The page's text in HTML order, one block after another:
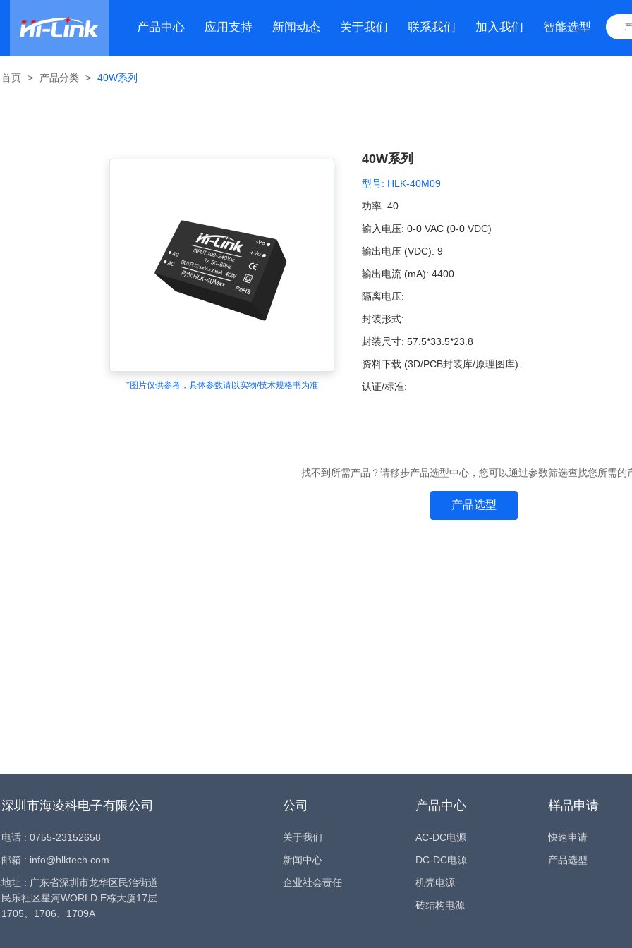
产品中心 应用支持 新闻动态 关于我们 联系我们 加入我们 智能选型
首页 > 产品分类 > 40W系列
*图片仅供参考，具体参数请以实物/技术规格书为准
40W系列
型号: HLK-40M09
功率:40
输入电压:0-0 VAC (0-0 VDC)
输出电压 (VDC): 9
输出电流 (mA): 4400
隔离电压:
封装形式:
封装尺寸:57.5*33.5*23.8
资料下载 (3D/PCB封装库/原理图库):
认证/标准:
找不到所需产品？请移步产品选型中心，您可以通过参数筛选查找您所需的
产品选型
深圳市海凌科电子有限公司
电话 : 0755-23152658
邮箱 : info@hlktech.com
地址 : 广东省深圳市龙华区民治街道
民乐社区星河WORLD E栋大厦17层
1705、1706、1709A
公司
关于我们
新闻中心
企业社会责任
产品中心
AC-DC电源
DC-DC电源
机壳电源
砖结构电源
样品申请
快速申请
产品选型